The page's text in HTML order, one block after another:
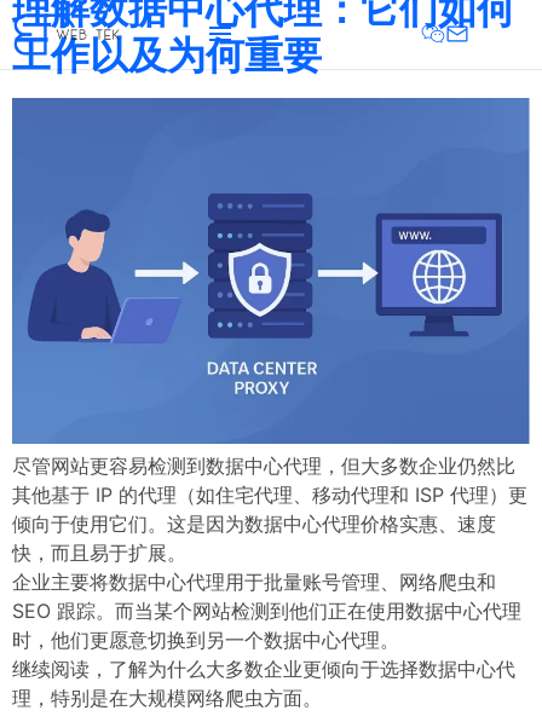
工作以及为何重要
尽管网站更容易检测到数据中心代理，但大多数企业仍然比
其他基于 IP 的代理（如住宅代理、移动代理和 ISP 代理）更
倾向于使用它们。这是因为数据中心代理价格实惠、速度
快，而且易于扩展。
企业主要将数据中心代理用于批量账号管理、网络爬虫和
SEO 跟踪。而当某个网站检测到他们正在使用数据中心代理
时，他们更愿意切换到另一个数据中心代理。
继续阅读，了解为什么大多数企业更倾向于选择数据中心代
理，特别是在大规模网络爬虫方面。